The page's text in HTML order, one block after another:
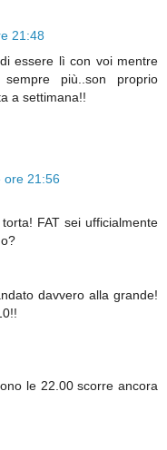
21:48
essere lì con voi mentre
più..son proprio
a settimana!!
ore 21:56
FAT sei ufficialmente
davvero alla grande!
le 22.00 scorre ancora